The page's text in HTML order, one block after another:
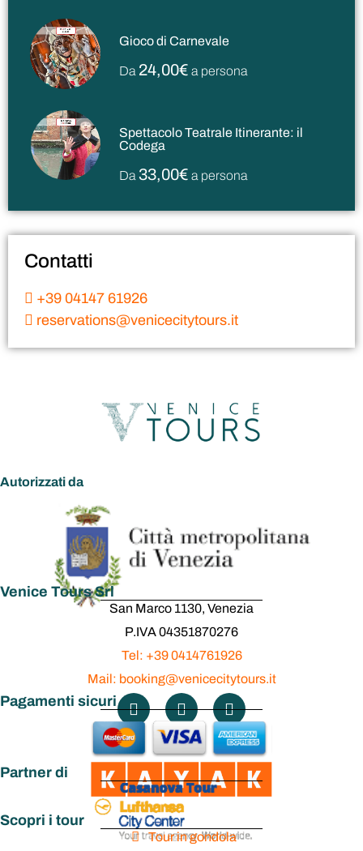
Gioco di Carnevale
Da 24,00€ a persona
Spettacolo Teatrale Itinerante: il
Codega
Da33,00€ a persona
Contatti
+39 04147 61926
reservations@venicecitytours.it
Autorizzati da
Venice Tours Srl
San Marco 1130, Venezia
P.IVA 04351870276
Tel: +39 0414761926
Mail: booking@venicecitytours.it
Pagamenti sicuri
Partner di
Scopri i tour
Tour in gondola